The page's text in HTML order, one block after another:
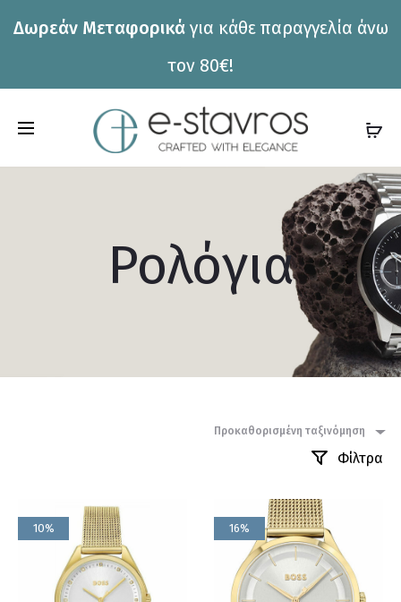
Δωρεάν Μεταφορικάγια κάθε παραγγελία άνω
τον 80€!
r
t
Ρολόγια
Προκαθορισμένη ταξινόμηση
Φίλτρα
10% 16%